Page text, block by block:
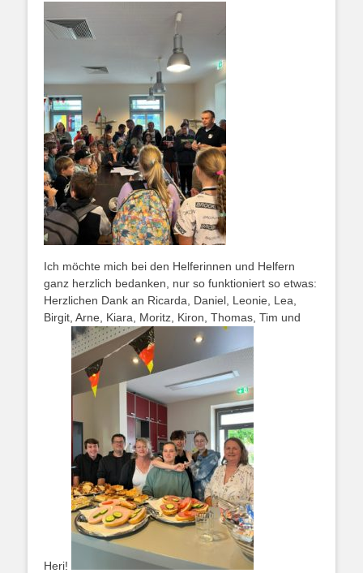
Ich möchte mich bei den Helferinnen und Helfern
ganz herzlich bedanken, nur so funktioniert so etwas:
Herzlichen Dank an Ricarda, Daniel, Leonie, Lea,
Birgit, Arne, Kiara, Moritz, Kiron, Thomas, Tim und
Heri!